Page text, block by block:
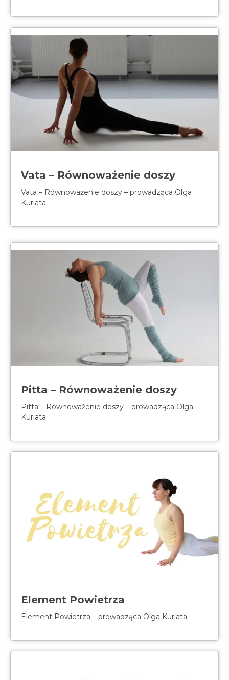
Vata – Równoważenie doszy
Vata – Równoważenie doszy – prowadząca Olga
Kuriata
Pitta – Równoważenie doszy
Pitta – Równoważenie doszy – prowadząca Olga
Kuriata
Element Powietrza
Element Powietrza – prowadząca Olga Kuriata